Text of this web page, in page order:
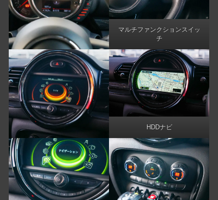
マルチファンクションスイッ
チ
HDDナビ